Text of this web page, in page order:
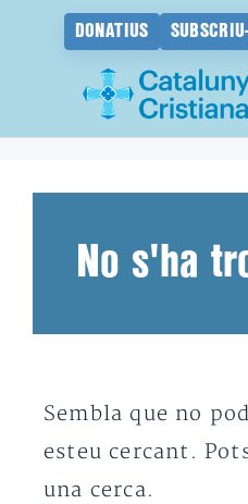
DONATIUS
No s'ha
Sembla que no
esteu cercant.
una cerca.